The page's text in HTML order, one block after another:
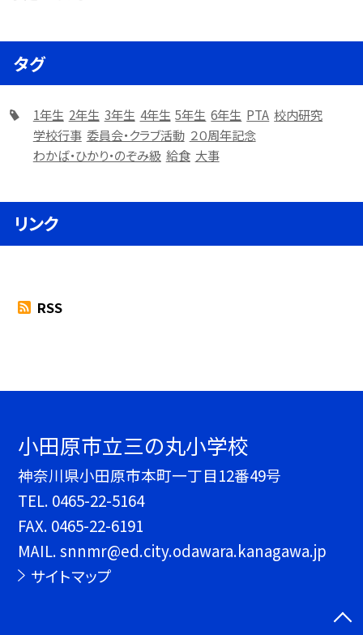
タグ
1年生 2年生 3年生 4年生 5年生 6年生 PTA 校内研究
学校行事 委員会・クラブ活動 ２０周年記念
わかば・ひかり・のぞみ級 給食 大事
リンク
RSS
小田原市立三の丸小学校
神奈川県小田原市本町一丁目12番49号
TEL. 0465-22-5164
FAX. 0465-22-6191
MAIL. snnmr@ed.city.odawara.kanagawa.jp
サイトマップ